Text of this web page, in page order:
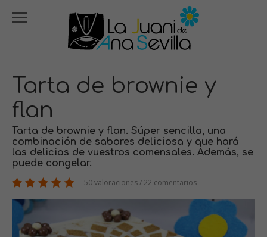
Tarta de brownie y
flan
Tarta de brownie y flan. Súper sencilla, una
combinación de sabores deliciosa y que hará
las delicias de vuestros comensales. Además, se
puede congelar.
50 valoraciones / 22 comentarios